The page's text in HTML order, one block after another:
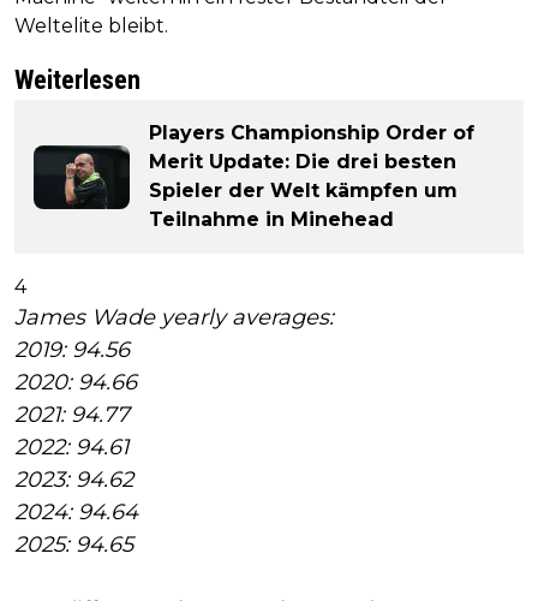
Weltelite bleibt.
Weiterlesen
Players Championship Order of
Merit Update: Die drei besten
Spieler der Welt kämpfen um
Teilnahme in Minehead
4
James Wade yearly averages:
2019: 94.56
2020: 94.66
2021: 94.77
2022: 94.61
2023: 94.62
2024: 94.64
2025: 94.65